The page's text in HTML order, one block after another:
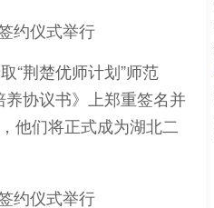
“荆楚优师计划”师范
协议书》上郑重签名并
他们将正式成为湖北二